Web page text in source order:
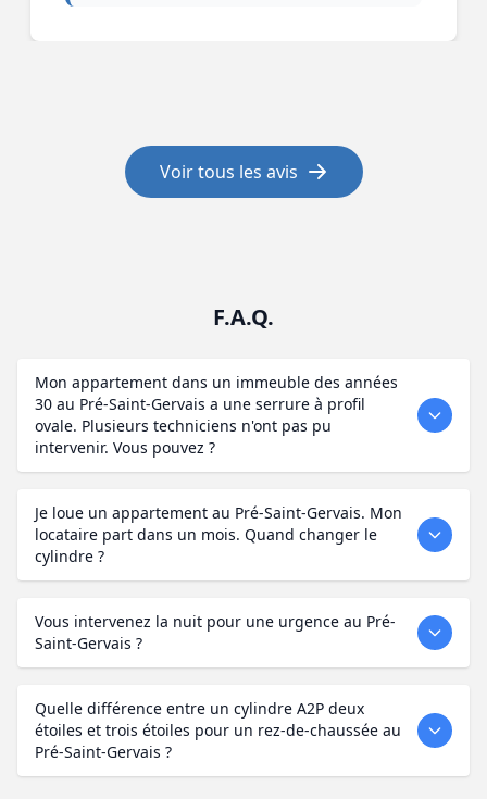
Voir tous les avis
F.A.Q.
Mon appartement dans un immeuble des années
30 au Pré-Saint-Gervais a une serrure à profil
ovale. Plusieurs techniciens n'ont pas pu
intervenir. Vous pouvez ?
Je loue un appartement au Pré-Saint-Gervais. Mon
locataire part dans un mois. Quand changer le
cylindre ?
Vous intervenez la nuit pour une urgence au Pré-
Saint-Gervais ?
Quelle différence entre un cylindre A2P deux
étoiles et trois étoiles pour un rez-de-chaussée au
Pré-Saint-Gervais ?